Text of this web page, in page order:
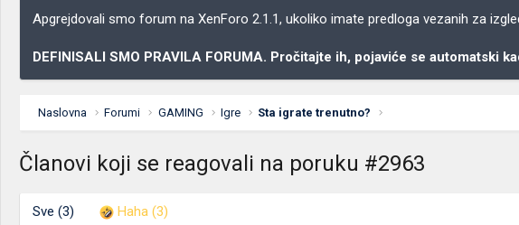
Apgrejdovali smo forum na XenForo 2.1.1, ukoliko imate predloga vezanih za
DEFINISALI SMO PRAVILA FORUMA. Pročitajte ih, pojaviće se automatski
Naslovna Forumi GAMING Igre Sta igrate trenutno?
Članovi koji se reagovali na poruku #2963
Sve (3) Haha (3)